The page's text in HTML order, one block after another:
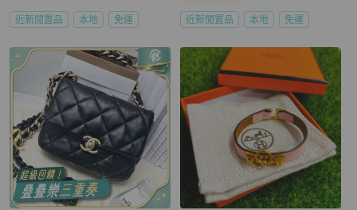
近新閒置品 本地 免運 近新閒置品 本地 免運